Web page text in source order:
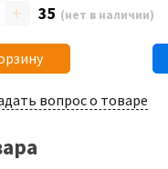
+ 35 (нет в наличии)
вопрос о товаре